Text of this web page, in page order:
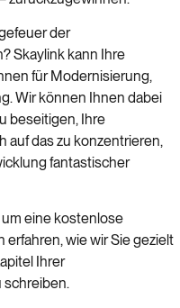
der
Skaylink kann Ihre
für Modernisierung,
Wir können Ihnen dabei
beseitigen, Ihre
auf das zu konzentrieren,
fantastischer
eine kostenlose
erfahren, wie wir Sie gezielt
Ihrer